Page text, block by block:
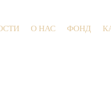
О НАС ФОНД